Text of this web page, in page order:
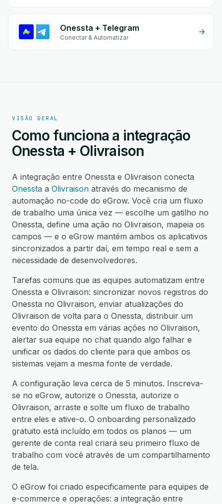
Onessta + Telegram
Conectar & Automatizar
VISÃO GERAL
Como funciona a integração
Onessta + Olivraison
A integração entre Onessta e Olivraison conecta
Onessta a Olivraison através do mecanismo de
automação no-code do eGrow. Você cria um fluxo
de trabalho uma única vez — escolhe um gatilho no
Onessta, define uma ação no Olivraison, mapeia os
campos — e o eGrow mantém ambos os aplicativos
sincronizados a partir daí, em tempo real e sem a
necessidade de desenvolvedores.
Tarefas comuns que as equipes automatizam entre
Onessta e Olivraison: sincronizar novos registros do
Onessta no Olivraison, enviar atualizações do
Olivraison de volta para o Onessta, distribuir um
evento do Onessta em várias ações no Olivraison,
alertar sua equipe no chat quando algo falhar e
unificar os dados do cliente para que ambos os
sistemas vejam a mesma fonte de verdade.
A configuração leva cerca de 5 minutos. Inscreva-
se no eGrow, autorize o Onessta, autorize o
Olivraison, arraste e solte um fluxo de trabalho
entre eles e ative-o. O onboarding personalizado
gratuito está incluído em todos os planos — um
gerente de conta real criará seu primeiro fluxo de
trabalho com você através de um compartilhamento
de tela.
O eGrow foi criado especificamente para equipes de
e-commerce e operações: a integração entre